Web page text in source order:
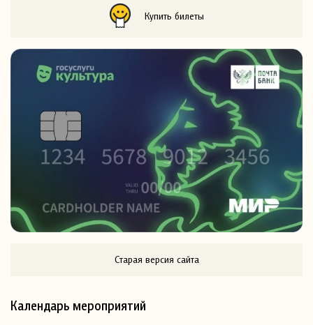
Купить билеты
Старая версия сайта
Календарь мероприятий